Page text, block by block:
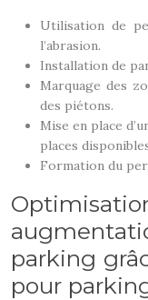
Utilisation de
l’abrasion.
Installation de
Marquage des
des piétons.
Mise en place
places
Formation du
parking
pour